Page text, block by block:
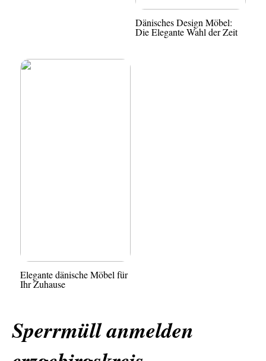
Dänisches Design Möbel:
Die Elegante Wahl der Zeit
Elegante dänische Möbel für
Ihr Zuhause
Sperrmüll anmelden